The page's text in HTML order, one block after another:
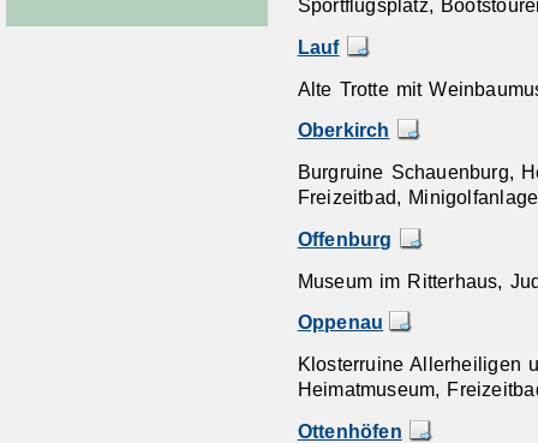
Sportflugsplatz,
Lauf
Alte Trotte mit
Oberkirch
Burgruine Schauenburg,
Freizeitbad,
Offenburg
Museum im Ritterhaus,
Oppenau
Klosterruine Allerheiligen
Heimatmuseum,
Ottenhöfen